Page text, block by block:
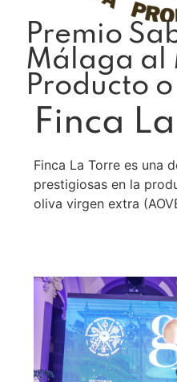
Premio
Málaga al
Producto
Finca
Finca La Torre es una
prestigiosas en la
oliva virgen extra